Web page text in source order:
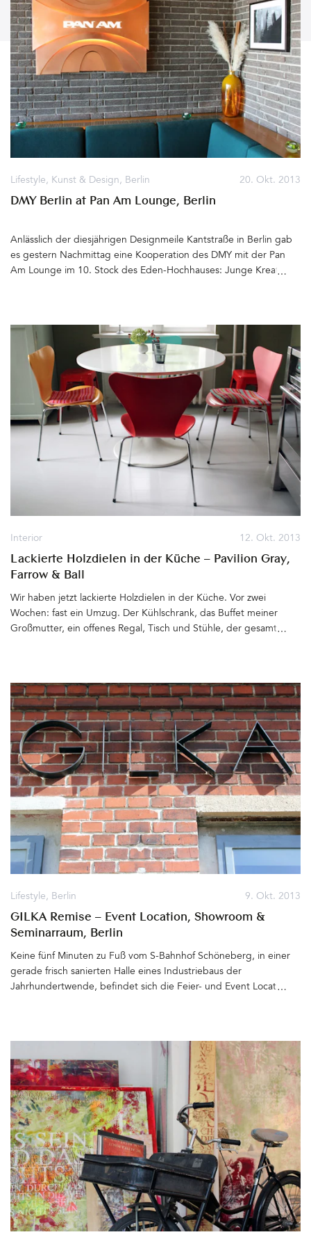
20. Okt. 2013
Lifestyle, Kunst & Design, Berlin
DMY Berlin at Pan Am Lounge, Berlin
Anlässlich der diesjährigen Designmeile Kantstraße in Berlin gab
es gestern Nachmittag eine Kooperation des DMY mit der Pan
Am Lounge im 10. Stock des Eden-Hochhauses: Junge Kreative
Eden als Apartmenthaus errichtet. Bis in die 1980er Jahre
wohnten dort Angestellte der Fluggesellschaft Pan American
Airways. Getroffen wurde sich in der Lounge. Seit einigen Jahren
wird diese nun von Natascha Bonnermann als Feier- und Event-
Location betrieben. Das Interior ist im Original erhalten.
Gemütliche Sitzecken mit 60er-Jahre Möbeln, eine große Bar,
Tanzfläche und zwei weitere separate Räume bieten Platz für etwa
300 Gäste. Wir waren auch schon zu einem runden Geburtstag
dort eingeladen. Ein genialer Ort zum Feiern. Die Lounge hat
eine große Terrasse, von der man einen spektakulären Blick auf
die City West hat. Von einem anderen Balkon überblickt man den
Tiergarten mit Siegessäule. Gestern leuchteten die Blätter in allen
Herbstfarben. Schön. Pan Am Lounge, Budapester Straße 43,
12. Okt. 2013
Interior
Lackierte Holzdielen in der Küche – Pavilion Gray,
Farrow & Ball
Wir haben jetzt lackierte Holzdielen in der Küche. Vor zwei
Wochen: fast ein Umzug. Der Kühlschrank, das Buffet meiner
Großmutter, ein offenes Regal, Tisch und Stühle, der gesamte
Zeiten. Nun gab es kein Zurück mehr. Der Holzfußboden musste
gründlich angeschliffen, zwei Mal vorgestrichen (mit Wood Floor
Primer) und dann ein Mal mit der eigentlichen Farbe, F&B's
Pavillon Gray No 242, lackiert werden. Dazu brauchten wir zwei
Tage. Am nächsten Morgen ging es in den Urlaub. Farrow & Ball
empfiehlt, dass der Fußbodenlack möglichst 10 Tage lang
durchhärten sollte. Das haben wir uns nicht zwei Mal sagen lassen.
Italien und Oberbayern. Herrlich. Und der Lack konnte schön
trocknen. Vorgestern dann 6 Stunden Autofahrt nach Hause und
2 Stunden Küche zurückgeräumt. Der Aufwand hat sich gelohnt.
Die Küche sieht heller, klarer und trotzdem gemütlich aus. Man
sieht nun allerdings jeden Krümel auf dem hübschen Grau. Aber
egal, es werden sicher bald noch andere Gebrauchsspuren
dazukommen. Die Familie ist begeistert, ich auch und die langen
Abende am Küchentisch können kommen. Schön&hellip
9. Okt. 2013
Lifestyle, Berlin
GILKA Remise – Event Location, Showroom &
Seminarraum, Berlin
Keine fünf Minuten zu Fuß vom S-Bahnhof Schöneberg, in einer
gerade frisch sanierten Halle eines Industriebaus der
Jahrhundertwende, befindet sich die Feier- und Event Location
Zantop erwarb das Areal, zu dem noch ein Bürohaus und eine
Werkstatt gehören und entwickelte ein Konzept für die
Räumlichkeiten. Inzwischen sind die Büros vermietet, die
ehemalige »Desinfektionshalle«, mit kleinem Garten zu den
Gleisen der S-Bahn, ein Schmuckstück geworden. Nur der Hof
und wenige Kleinigkeiten sind noch nicht ganz so perfekt, wie es
Arndt gerne hätte. Gute Dinge brauchen eben viel Zeit und
gerade das Improvisierte hat seinen Charme. Die Halle: Hell und
großzügig geschnitten und mit Parkettboden ausgestattet. Platz
für etwa 200+ Personen. Das Interior von Arndt entworfen,
inklusive aller Möbel, die der Architekt selbst gebaut hat. Klare
Formen, Metall, Holz und Leder, Stahlregale und Garderoben und
eine gut geschnittene Bar mit integrierter Küchenzeile. Ihr seht